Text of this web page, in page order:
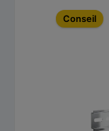
Ignorer la
Conseil